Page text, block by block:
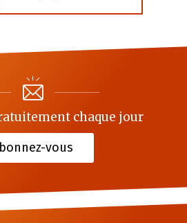
chaque jour
vous